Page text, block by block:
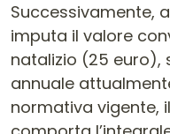
Successivamente,
imputa il valore
natalizio (25 euro),
annuale
normativa vigente,